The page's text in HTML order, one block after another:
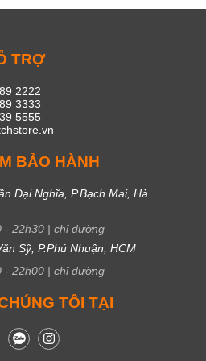
TRỢ
2222
3333
5555
BẢO HÀNH
Đại Nghĩa, P.Bạch Mai, Hà
- 22h30 | chỉ đường
Sỹ, P.Phú Nhuận, HCM
- 22h00 | chỉ đường
TÔI TẠI